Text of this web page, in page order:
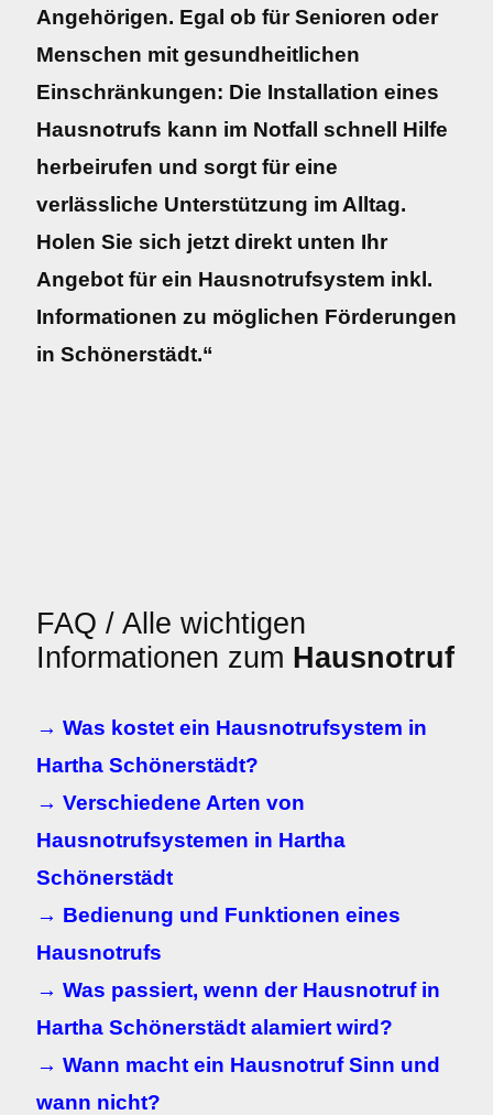
Angehörigen. Egal ob für Senioren oder
Menschen mit gesundheitlichen
Einschränkungen: Die Installation eines
Hausnotrufs kann im Notfall schnell Hilfe
herbeirufen und sorgt für eine
verlässliche Unterstützung im Alltag.
Holen Sie sich jetzt direkt unten Ihr
Angebot für ein Hausnotrufsystem inkl.
Informationen zu möglichen Förderungen
in Schönerstädt.“
FAQ / Alle wichtigen
Informationen zum Hausnotruf
→ Was kostet ein Hausnotrufsystem in
Hartha Schönerstädt?
→ Verschiedene Arten von
Hausnotrufsystemen in Hartha
Schönerstädt
→ Bedienung und Funktionen eines
Hausnotrufs
→ Was passiert, wenn der Hausnotruf in
Hartha Schönerstädt alamiert wird?
→ Wann macht ein Hausnotruf Sinn und
wann nicht?